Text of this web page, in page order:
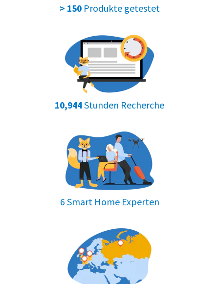
> 150Produkte getestet
10,944Stunden Recherche
6 Smart Home Experten